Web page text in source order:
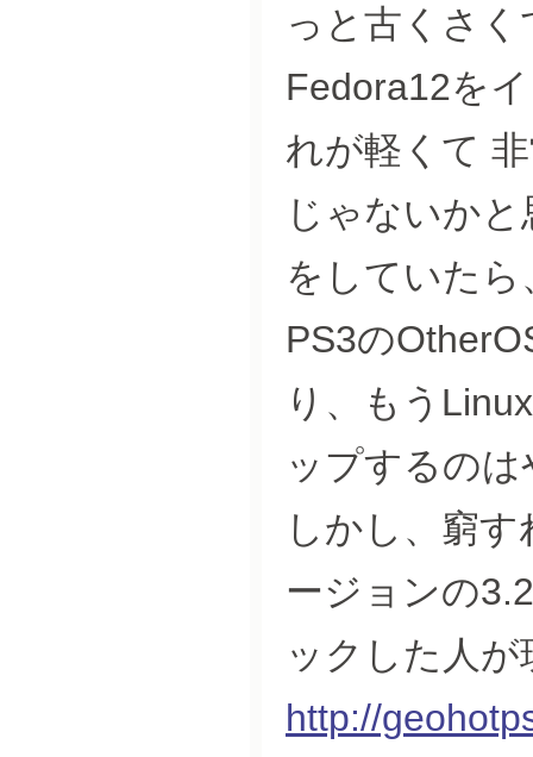
っと古くさ
Fedora12を
れが軽くて
じゃないか
をしていた
PS3の
り、もう
ップするの
しかし、窮
ージョンの
ックした人
http://